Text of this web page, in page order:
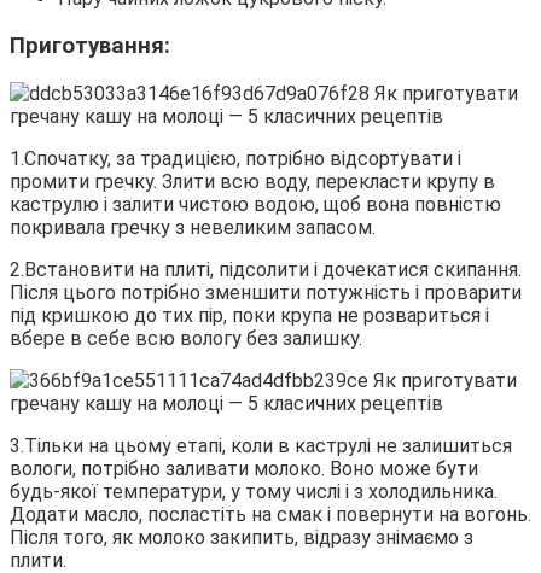
Приготування:
1.Спочатку, за традицією, потрібно відсортувати і
промити гречку. Злити всю воду, перекласти крупу в
каструлю і залити чистою водою, щоб вона повністю
покривала гречку з невеликим запасом.
2.Встановити на плиті, підсолити і дочекатися скипання.
Після цього потрібно зменшити потужність і проварити
під кришкою до тих пір, поки крупа не розвариться і
вбере в себе всю вологу без залишку.
3.Тільки на цьому етапі, коли в каструлі не залишиться
вологи, потрібно заливати молоко. Воно може бути
будь-якої температури, у тому числі і з холодильника.
Додати масло, посластіть на смак і повернути на вогонь.
Після того, як молоко закипить, відразу знімаємо з
плити.